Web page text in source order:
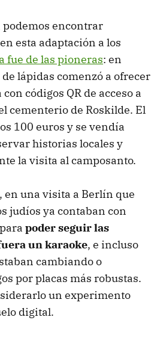
encontrar
esta adaptación a los
fue de las pioneras: en
lápidas comenzó a ofrecer
códigos QR de acceso a
cementerio de Roskilde. El
100 euros y se vendía
historias locales y
la visita al camposanto.
en una visita a Berlín que
judíos ya contaban con
poder seguir las
un karaoke, e incluso
cambiando o
por placas más robustas.
un experimento
digital.